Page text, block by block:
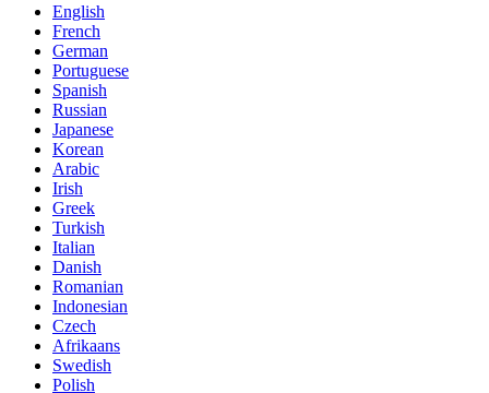
English
French
German
Portuguese
Spanish
Russian
Japanese
Korean
Arabic
Irish
Greek
Turkish
Italian
Danish
Romanian
Indonesian
Czech
Afrikaans
Swedish
Polish